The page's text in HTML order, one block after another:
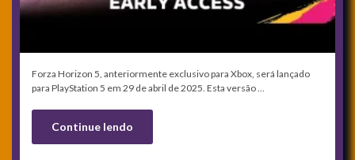
Forza Horizon 5, anteriormente exclusivo para Xbox, será lançado
para PlayStation 5 em 29 de abril de 2025. Esta versão …
Continue lendo